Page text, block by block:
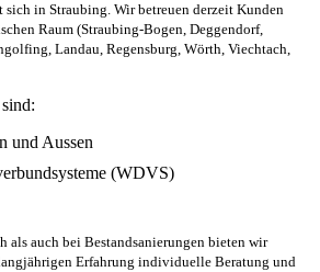
sich in Straubing. Wir betreuen derzeit Kunden
Raum (Straubing-Bogen, Deggendorf,
Landau, Regensburg, Wörth, Viechtach,
und Aussen
(WDVS)
als auch bei Bestandsanierungen bieten wir
Erfahrung individuelle Beratung und